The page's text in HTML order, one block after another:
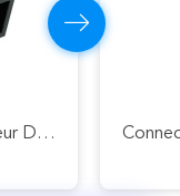
Volet Optique D'adaptateur De LC De St Fc De Fibre De Fibre Unimodale D'adaptateur